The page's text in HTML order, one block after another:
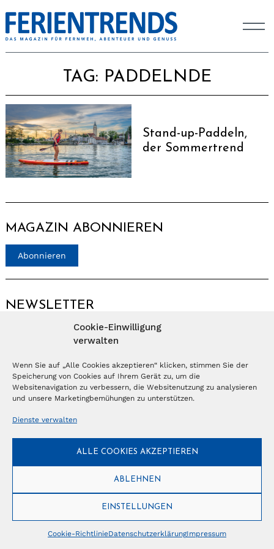
Cookie-Einwilligung
verwalten
Wenn Sie auf „Alle Cookies akzeptieren“ klicken, stimmen Sie der
Speicherung von Cookies auf Ihrem Gerät zu, um die
Websitenavigation zu verbessern, die Websitenutzung zu analysieren
und unsere Marketingbemühungen zu unterstützen.
Dienste verwalten
ALLE COOKIES AKZEPTIEREN
ABLEHNEN
EINSTELLUNGEN
Cookie-RichtlinieDatenschutzerklärungImpressum
TAG: PADDELNDE
Stand-up-Paddeln,
der Sommertrend
MAGAZIN ABONNIEREN
Abonnieren
NEWSLETTER
© Copyright 2026 – Ferientrends // info@tlvg.ch// +41 31 300 30 85 //
Tourismus Lifestyle Verlag GmbH // Frohbergweg 1 - CH-3012 Bern //
Datenschutzerklärung//Impressum